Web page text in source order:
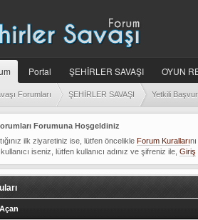
Portal ŞEHİRLER SAVAŞI OYUN
Forumları ŞEHİRLER SAVAŞI Yetkili
Forumuna Hoşgeldiniz
ilk ziyaretiniz ise, lütfen öncelikleForum Kuralları
iseniz, lütfen kullanıcı adınız ve şifreniz ile,Giriş